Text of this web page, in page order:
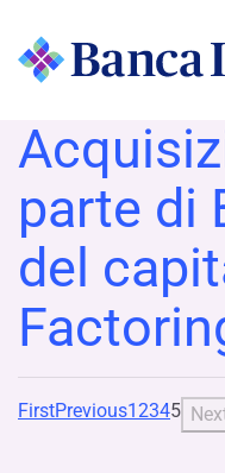
parte di
del
FirstPrevious12345